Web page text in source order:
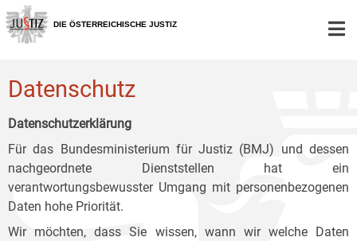
Zur
Hauptnavigation
[1]
Zum
Inhalt
[2]
Zum
Untermenü
[3]
DIE ÖSTERREICHISCHE JUSTIZ
Datenschutz
Datenschutzerklärung
Für das Bundesministerium für Justiz (BMJ) und dessen
nachgeordnete Dienststellen hat ein
verantwortungsbewusster Umgang mit personenbezogenen
Daten hohe Priorität.
Wir möchten, dass Sie wissen, wann wir welche Daten